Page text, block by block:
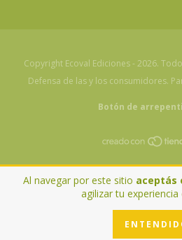
Al navegar por este sitio aceptás
agilizar tu experiencia
Copyright Ecoval Ediciones - 2026.
Defensa de las y los consumidores.
Botón de